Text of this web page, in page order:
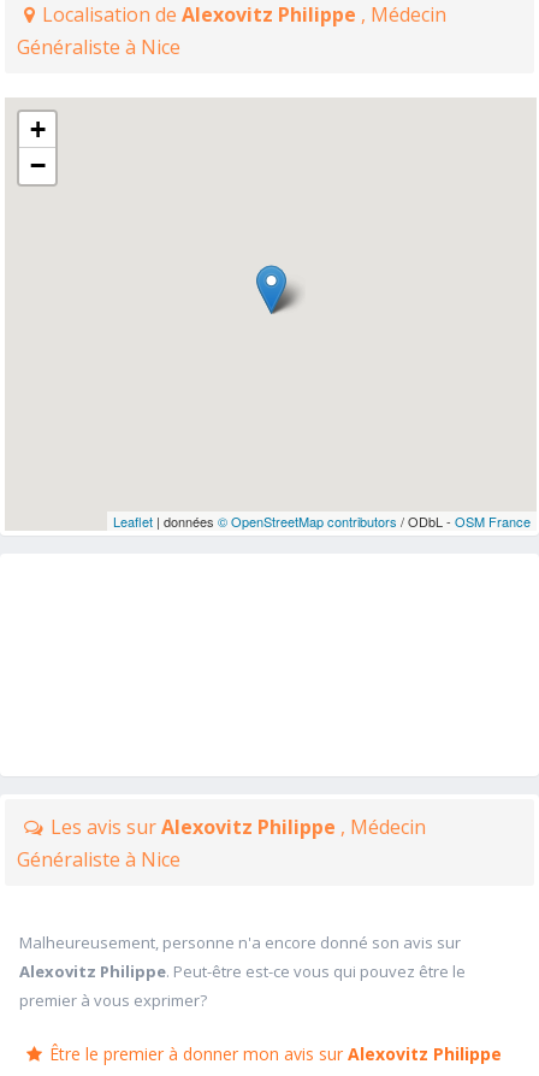
Localisation de Alexovitz Philippe , Médecin
Généraliste à Nice
+
−
Leaflet| données © OpenStreetMap contributors / ODbL - OSM France
Les avis surAlexovitz Philippe , Médecin
Généraliste à Nice
Malheureusement, personne n'a encore donné son avis sur
Alexovitz Philippe. Peut-être est-ce vous qui pouvez être le
premier à vous exprimer?
Être le premier à donner mon avis sur Alexovitz Philippe